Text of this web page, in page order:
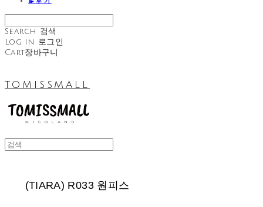
Search 검색
Log In 로그인
Cart장바구니
TOMISSMALL
(TIARA) R033 원피스